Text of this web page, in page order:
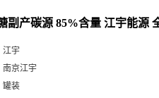
副产碳源 85%含量 江宇能源
江宇
南京江宇
罐装